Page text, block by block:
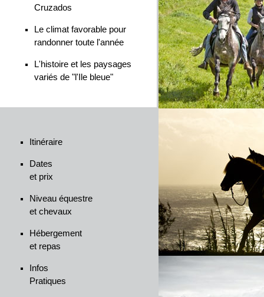
Itinéraire
Dates
et prix
Niveau équestre
et chevaux
Hébergement
et repas
Infos
Pratiques
Cruzados
Le climat favorable pour
randonner toute l'année
L'histoire et les paysages
variés de "l'Ile bleue"